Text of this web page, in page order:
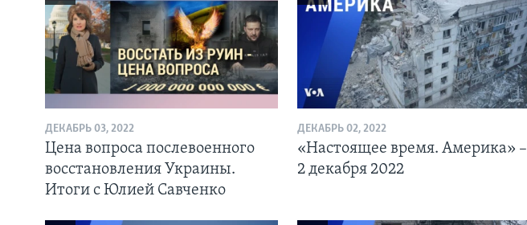
ДЕКАБРЬ 03, 2022
Цена вопроса послевоенного
восстановления Украины.
Итоги с Юлией Савченко
ДЕКАБРЬ 02, 2022
«Настоящее время. Америка» –
2 декабря 2022